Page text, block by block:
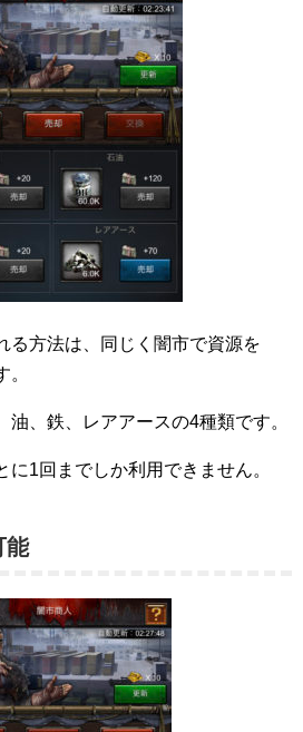
る方法は、同じく闇市で資源を
。
、鉄、レアアースの4種類です。
に1回までしか利用できません。
能